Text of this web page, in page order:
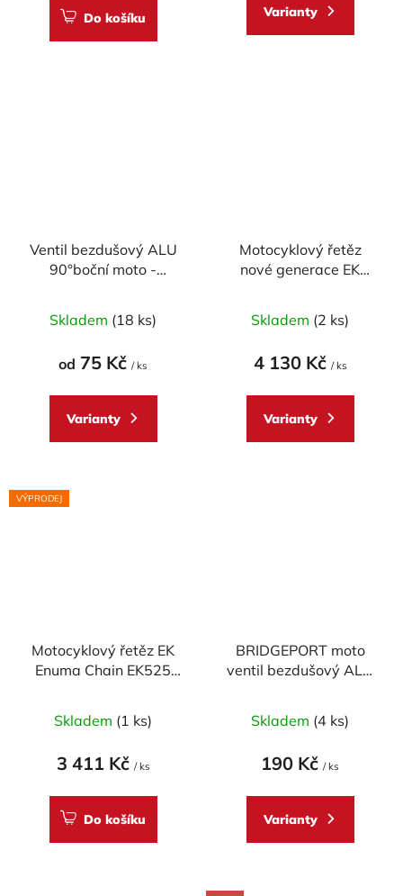
5
Do košíku Varianty
Ventil bezdušový ALU
90°boční moto -
Skladem (18 ks)
od 75 Kč / ks
Varianty
Motocyklový řetěz
nové generace EK
technologie
Skladem (2 ks)
4 130 Kč / ks
Varianty
VÝPRODEJ
Motocyklový řetěz EK
Enuma Chain EK525
Skladem (1 ks)
3 411 Kč / ks
Do košíku
BRIDGEPORT moto
ventil bezdušový ALU
hodnocení
produktu
5,0
z
Skladem (4 ks)
190 Kč / ks
Varianty